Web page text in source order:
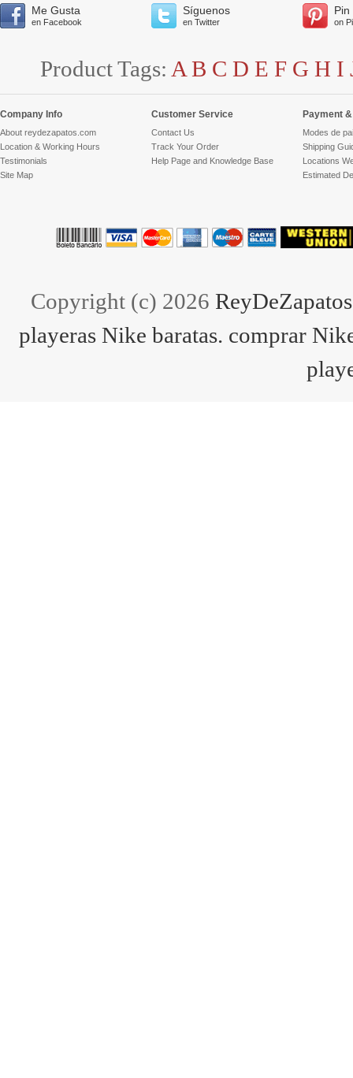
Me Gusta
en Facebook
Síguenos
en Twitter
Pin
on
Product Tags: A B C D E F G H I
Company Info
About reydezapatos.com
Location & Working Hours
Testimonials
Site Map
Customer Service
Contact Us
Track Your Order
Help Page and Knowledge Base
Payment
Modes de
Shipping
Locations
Estimated
Copyright (c) 2026
playeras Nike baratas. comprar